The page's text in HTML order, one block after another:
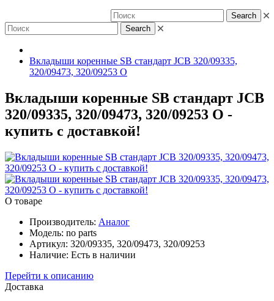
Search
Search
Вкладыши коренные SB стандарт JCB 320/09335,
320/09473, 320/09253 O
Вкладыши коренные SB стандарт JCB
320/09335, 320/09473, 320/09253 O -
купить с доставкой!
О товаре
Производитель: Аналог
Модель: no parts
Артикул: 320/09335, 320/09473, 320/09253
Наличие: Есть в наличии
Перейти к описанию
Доставка